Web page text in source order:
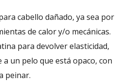
cabello dañado, ya sea por
de calor y/o mecánicas.
para devolver elasticidad,
un pelo que está opaco, con
peinar.